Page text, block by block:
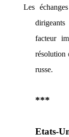
Les
facteur
résolution
russe.
***
Etats-